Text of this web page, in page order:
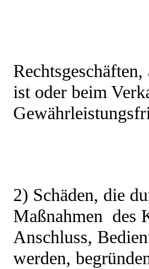
ist oder beim
2) Schäden, die
Maßnahmen des
Anschluss,
werden,